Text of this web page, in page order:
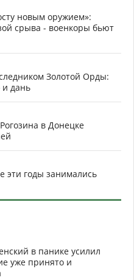
новым оружием»:
срыва - военкоры бьют
Золотой Орды:
и дань
в Донецке
эти годы занимались
в панике усилил
уже принято и